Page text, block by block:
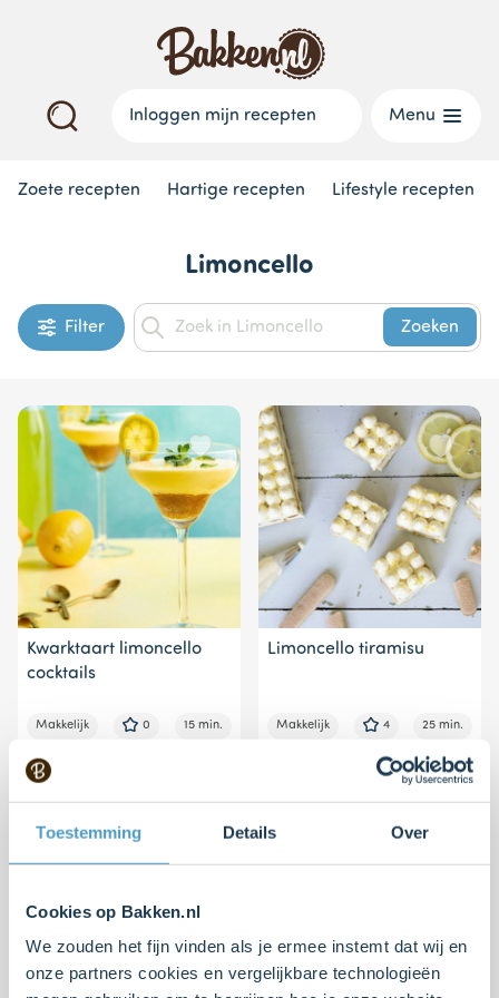
Toestemming Details Over
Cookies op Bakken.nl
We zouden het fijn vinden als je ermee instemt dat wij en
onze partners cookies en vergelijkbare technologieën
Inloggen mijn recepten Menu
Zoete recepten Hartige recepten Lifestyle recepten
Limoncello
Filter Zoeken
Kwarktaart limoncello
cocktails
Makkelijk 0 15 min.
Limoncello tiramisu
Makkelijk 4 25 min.